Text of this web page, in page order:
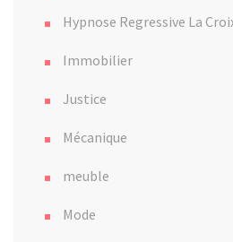
Hypnose Regressive La
Immobilier
Justice
Mécanique
meuble
Mode